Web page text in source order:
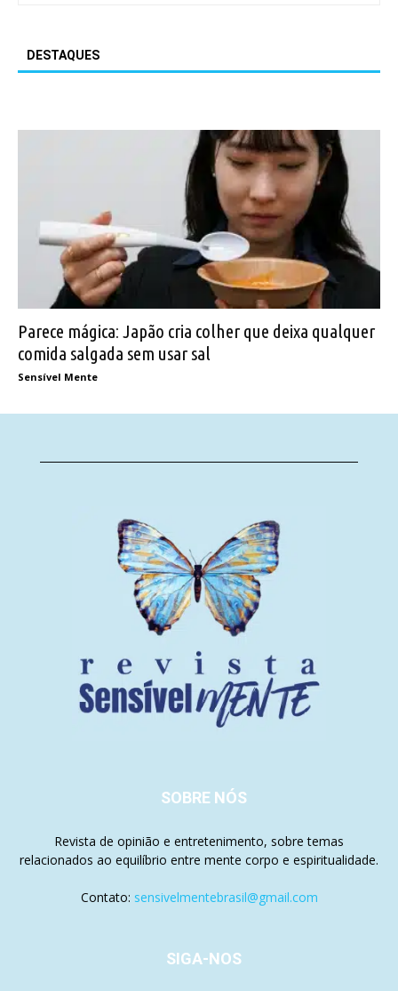
DESTAQUES
Parece mágica: Japão cria colher que deixa qualquer
comida salgada sem usar sal
Sensível Mente
SOBRE NÓS
Revista de opinião e entretenimento, sobre temas
relacionados ao equilíbrio entre mente corpo e espiritualidade.
Contato: sensivelmentebrasil@gmail.com
SIGA-NOS